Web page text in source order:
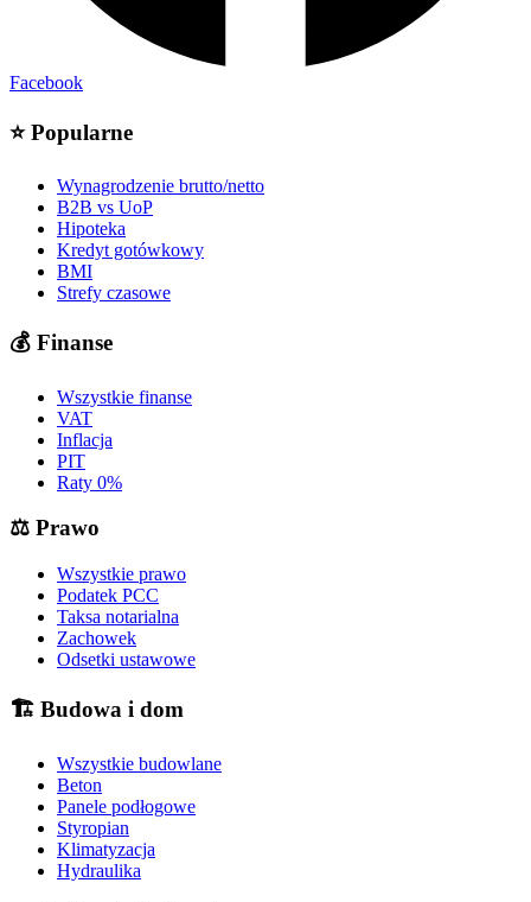
Facebook
⭐ Popularne
Wynagrodzenie brutto/netto
B2B vs UoP
Hipoteka
Kredyt gotówkowy
BMI
Strefy czasowe
💰 Finanse
Wszystkie finanse
VAT
Inflacja
PIT
Raty 0%
⚖️ Prawo
Wszystkie prawo
Podatek PCC
Taksa notarialna
Zachowek
Odsetki ustawowe
🏗️ Budowa i dom
Wszystkie budowlane
Beton
Panele podłogowe
Styropian
Klimatyzacja
Hydraulika